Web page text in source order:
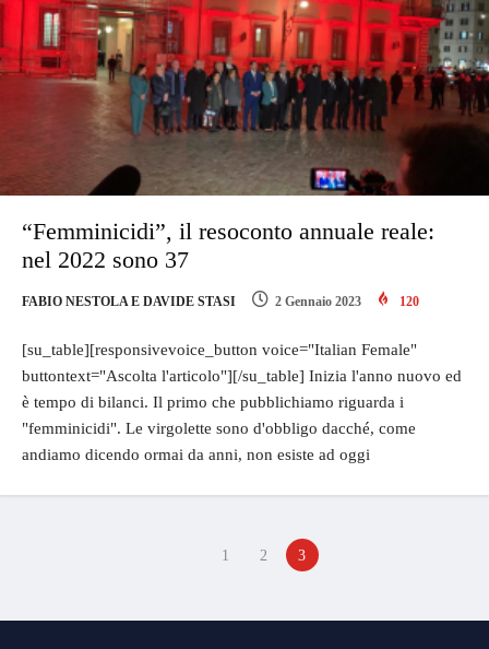
“Femminicidi”, il resoconto annuale reale:
nel 2022 sono 37
FABIO NESTOLA E DAVIDE STASI 2 Gennaio 2023 120
[su_table][responsivevoice_button voice="Italian Female"
buttontext="Ascolta l'articolo"][/su_table] Inizia l'anno nuovo ed
è tempo di bilanci. Il primo che pubblichiamo riguarda i
"femminicidi". Le virgolette sono d'obbligo dacché, come
andiamo dicendo ormai da anni, non esiste ad oggi
1 2 3